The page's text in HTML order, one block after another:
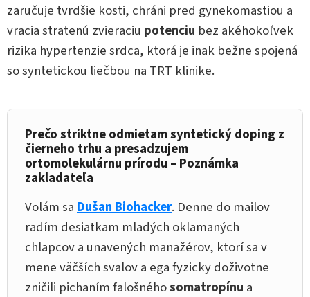
zaručuje tvrdšie kosti, chráni pred gynekomastiou a
vracia stratenú zvieraciu potenciu bez akéhokoľvek
rizika hypertenzie srdca, ktorá je inak bežne spojená
so syntetickou liečbou na TRT klinike.
Prečo striktne odmietam syntetický doping z
čierneho trhu a presadzujem
ortomolekulárnu prírodu – Poznámka
zakladateľa
Volám sa Dušan Biohacker. Denne do mailov
radím desiatkam mladých oklamaných
chlapcov a unavených manažérov, ktorí sa v
mene väčších svalov a ega fyzicky doživotne
zničili pichaním falošnéhosomatropínu a